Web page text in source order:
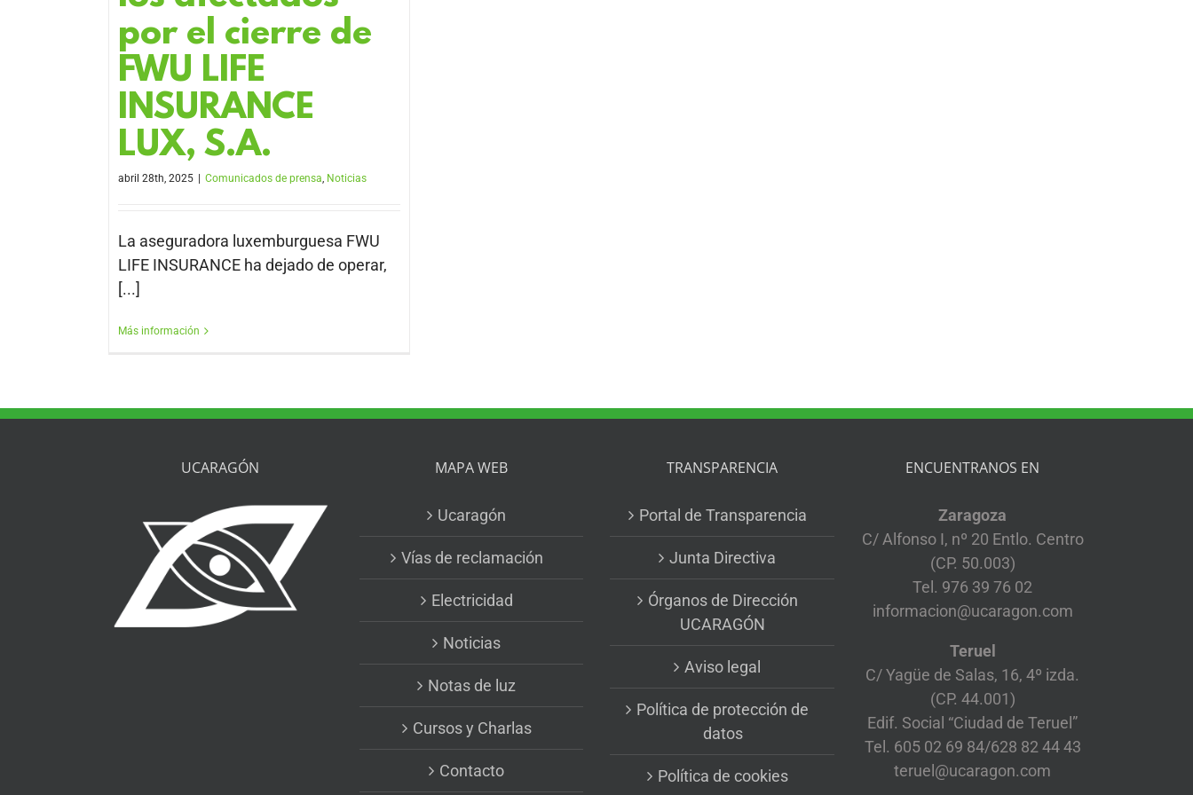
por el cierre de
FWU LIFE
INSURANCE
LUX, S.A.
abril 28th, 2025 | Comunicados de prensa Noticias
La aseguradora luxemburguesa FWU
LIFE INSURANCE ha dejado de operar,
[...]
Más información
UCARAGÓN MAPA WEB
Ucaragón
Vías de reclamación
Electricidad
Noticias
Notas de luz
Cursos y Charlas
Contacto
TRANSPARENCIA
Portal de Transparencia
Junta Directiva
Órganos de Dirección
UCARAGÓN
Aviso legal
Política de protección de
datos
Política de cookies
ENCUENTRANOS EN
Zaragoza
C/ Alfonso I, nº 20 Entlo. Centro
(CP. 50.003)
Tel. 976 39 76 02
informacion@ucaragon.com
Teruel
C/ Yagüe de Salas, 16, 4º izda.
(CP. 44.001)
Edif. Social “Ciudad de Teruel”
Tel. 605 02 69 84/628 82 44 43
teruel@ucaragon.com